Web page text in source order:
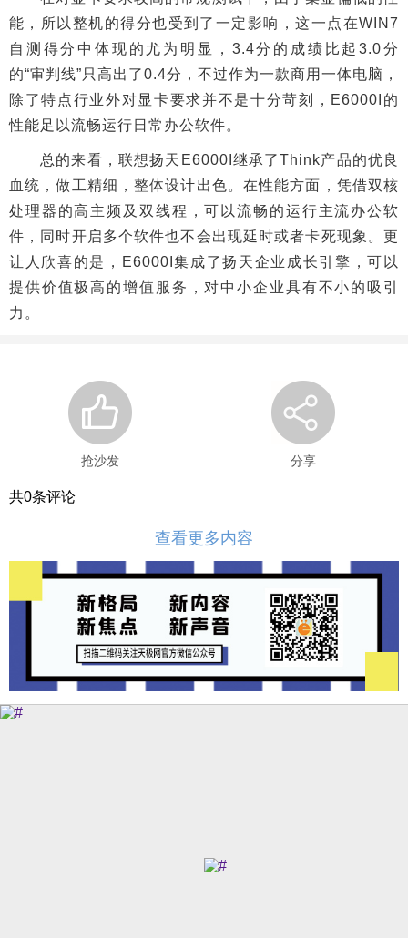
能，所以整机的得分也受到了一定影响，这一点在WIN7
自测得分中体现的尤为明显，3.4分的成绩比起3.0分
的“审判线”只高出了0.4分，不过作为一款商用一体电脑，
除了特点行业外对显卡要求并不是十分苛刻，E6000I的
性能足以流畅运行日常办公软件。
总的来看，联想扬天E6000I继承了Think产品的优良
血统，做工精细，整体设计出色。在性能方面，凭借双核
处理器的高主频及双线程，可以流畅的运行主流办公软
件，同时开启多个软件也不会出现延时或者卡死现象。更
让人欣喜的是，E6000I集成了扬天企业成长引擎，可以
提供价值极高的增值服务，对中小企业具有不小的吸引
力。
抢沙发 分享
共0条评论
查看更多内容